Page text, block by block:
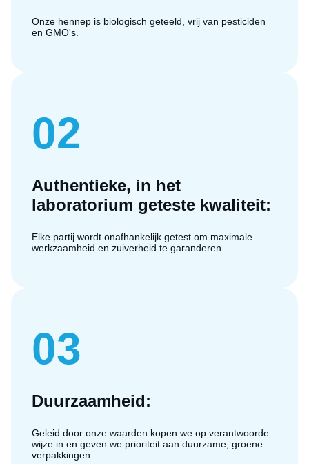
Onze hennep is biologisch geteeld, vrij van pesticiden
en GMO's.
02
Authentieke, in het
laboratorium geteste kwaliteit:
Elke partij wordt onafhankelijk getest om maximale
werkzaamheid en zuiverheid te garanderen.
03
Duurzaamheid:
Geleid door onze waarden kopen we op verantwoorde
wijze in en geven we prioriteit aan duurzame, groene
verpakkingen.